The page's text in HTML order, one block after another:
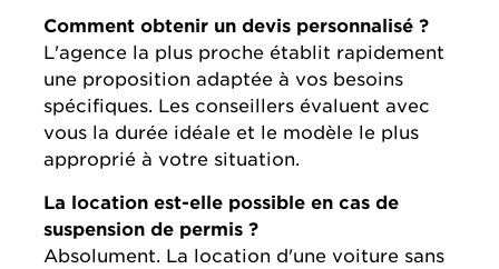
Comment obtenir un devis personnalisé ?
L'agence la plus proche établit rapidement
une proposition adaptée à vos besoins
spécifiques. Les conseillers évaluent avec
vous la durée idéale et le modèle le plus
approprié à votre situation.
La location est-elle possible en cas de
suspension de permis ?
Absolument. La location d'une voiture sans